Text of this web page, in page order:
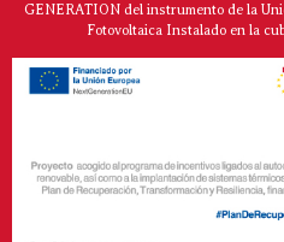
GENERATION del instrumento de la
Fotovoltaica Instalado en la